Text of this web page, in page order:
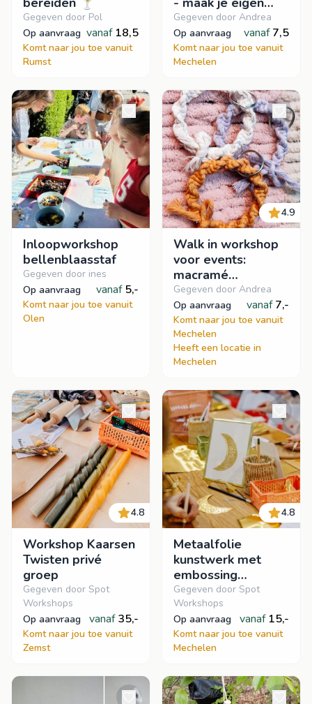
Gegeven door Pol
op aanvraag vanaf 18,5
Komt naar jou toe vanuit
Rumst
boekenworm
Gegeven door Andrea
op aanvraag
vanaf 7,5
Komt naar jou toe vanuit
Mechelen
Inloopworkshop
bellenblaasstaf
Gegeven door ines
op aanvraag
vanaf 5,-
Komt naar jou toe vanuit
Olen
4.9
Walk in workshop
voor events:
macramé
sleutelhanger
knopen
Gegeven door Andrea
op aanvraag
vanaf 7,-
Komt naar jou toe vanuit
Mechelen
Heeft een locatie in
Mechelen
4.8
Workshop Kaarsen
Twisten privé
groep
Gegeven door Spot
Workshops
op aanvraag
vanaf 35,-
Komt naar jou toe vanuit
Zemst
4.8
Metaalfolie
kunstwerk met
embossing
techniek -
Inloopworkshop
Gegeven door Spot
Workshops
op aanvraag
vanaf 15,-
Komt naar jou toe vanuit
Mechelen